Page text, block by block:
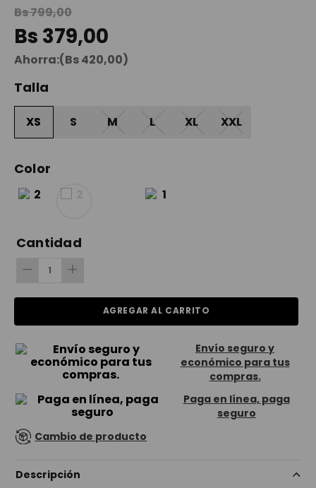
Bs799,00
Bs 379,00
Ahorra:(Bs420,00)
Talla
XS S M L XL XXL
Color
Cantidad
AGREGAR AL CARRITO
Envío seguro y
económico para tus
compras.
Paga en línea, paga
seguro
Cambio de producto
Descripción